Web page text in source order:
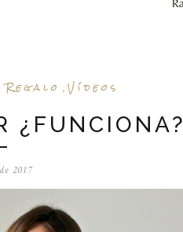
, Vídeos
¿FUNCIONA?
2017